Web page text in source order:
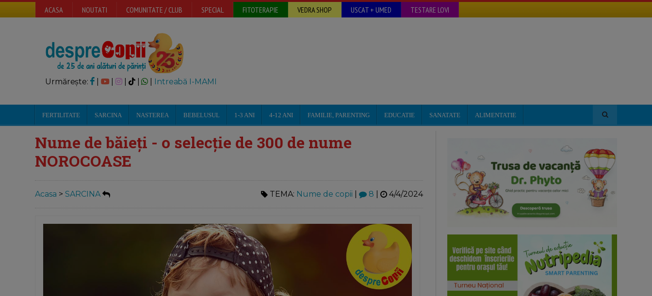
ACASA NOUTATI COMUNITATE / CLUB SPECIAL FITOTERAPIE VEDRA SHOP USCAT + UMED TESTARE LOVI
Urmărește: | | Intreabă I-MAMI
FERTILITATE SARCINA NASTEREA BEBELUSUL 1-3 ANI 4-12 ANI FAMILIE, PARENTING EDUCATIE SANATATE ALIMENTATIE
Nume de băieți - o selecție de 300 de nume
NOROCOASE
Acasa > SARCINA TEMA: Nume de copii 8 4/4/2024